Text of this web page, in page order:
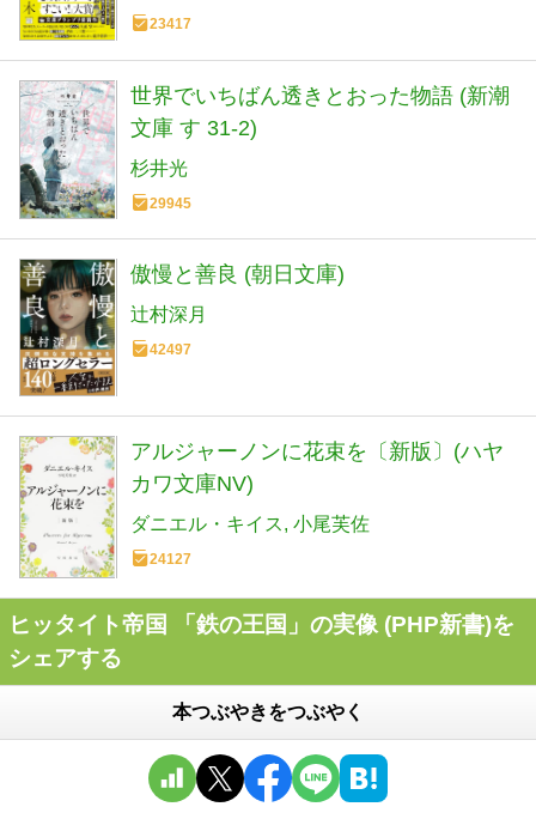
23417
世界でいちばん透きとおった物語 (新潮
文庫 す 31-2)
杉井光
29945
傲慢と善良 (朝日文庫)
辻村深月
42497
アルジャーノンに花束を〔新版〕(ハヤ
カワ文庫NV)
ダニエル・キイス 小尾芙佐
24127
ヒッタイト帝国 「鉄の王国」の実像 (PHP新書)を
シェアする
本つぶやきをつぶやく